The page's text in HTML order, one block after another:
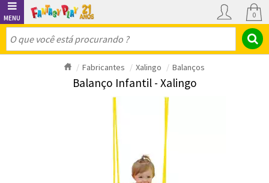
0
Fabricantes Xalingo Balanços
Balanço Infantil - Xalingo